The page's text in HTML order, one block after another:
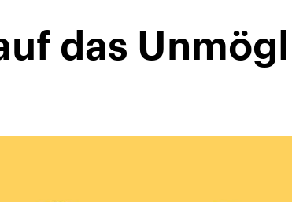
das